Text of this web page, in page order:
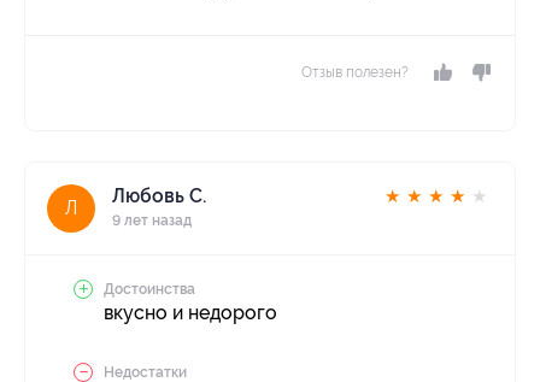
Отзыв полезен?
Л
Любовь С.
9 лет назад
★ ★ ★ ★ ★
Достоинства
вкусно и недорого
Недостатки